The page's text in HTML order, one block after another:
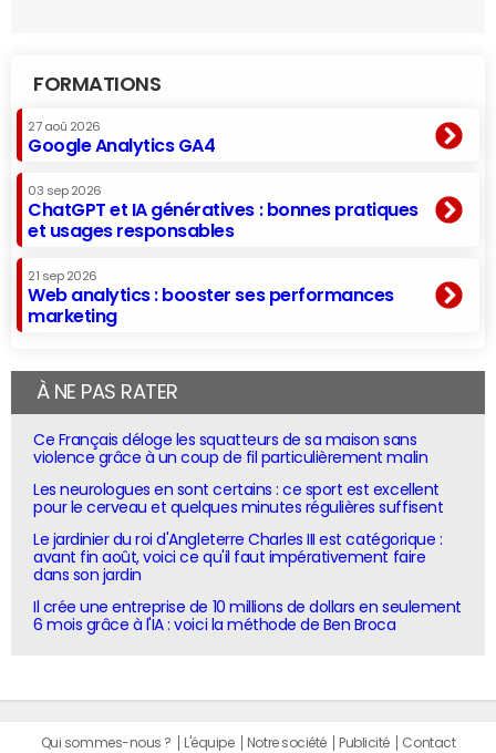
FORMATIONS
27 aoû 2026
Google Analytics GA4
03 sep 2026
ChatGPT et IA génératives : bonnes pratiques
et usages responsables
21 sep 2026
Web analytics : booster ses performances
marketing
À NE PAS RATER
Ce Français déloge les squatteurs de sa maison sans
violence grâce à un coup de fil particulièrement malin
Les neurologues en sont certains : ce sport est excellent
pour le cerveau et quelques minutes régulières suffisent
Le jardinier du roi d'Angleterre Charles III est catégorique :
avant fin août, voici ce qu'il faut impérativement faire
dans son jardin
Il crée une entreprise de 10 millions de dollars en seulement
6 mois grâce à l'IA : voici la méthode de Ben Broca
Qui sommes-nous ? L'équipe Notre société Publicité Contact